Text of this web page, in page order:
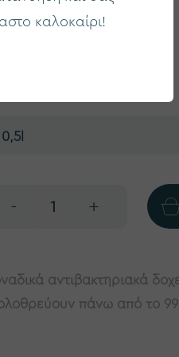
προϊόντος:NA0530_
- +
αντιβακτηριακά
πάνω από το
καλοκαίρι!